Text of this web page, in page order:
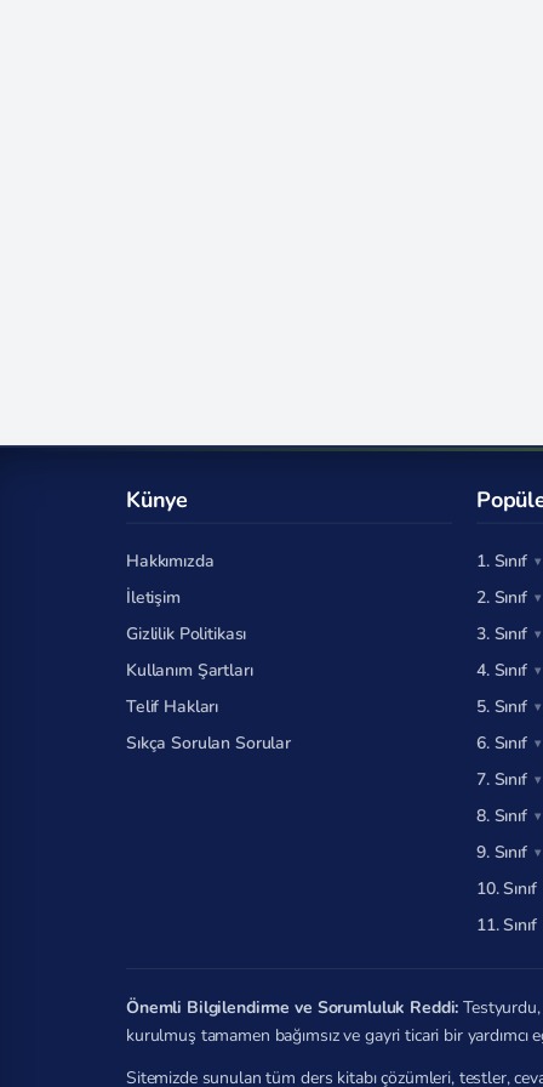
Künye
Hakkımızda
İletişim
Gizlilik Politikası
Kullanım Şartları
Telif Hakları
Sıkça Sorulan Sorular
1. Sınıf
2. Sınıf
3. Sınıf
4. Sınıf
5. Sınıf
6. Sınıf
7. Sınıf
8. Sınıf
9. Sınıf
10. Sınıf
11. Sınıf
Önemli Bilgilendirme ve Sorumluluk Reddi: Testyurdu,
kurulmuş tamamen bağımsız ve gayri ticari bir yardımcı
Sitemizde sunulan tüm ders kitabı çözümleri, testler,